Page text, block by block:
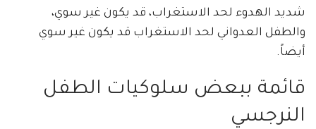
شديد الهدوء لحد الاستغراب، قد يكون غير سوي،
والطفل العدواني لحد الاستغراب قد يكون غير سوي
أيضاً.
قائمة ببعض سلوكيات الطفل
النرجسي